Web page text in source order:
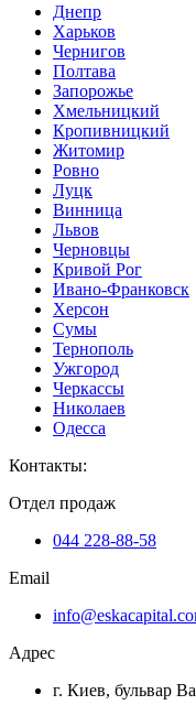
Днепр
Харьков
Чернигов
Полтава
Запорожье
Хмельницкий
Кропивницкий
Житомир
Ровно
Луцк
Винница
Львов
Черновцы
Кривой Рог
Ивано-Франковск
Херсон
Сумы
Тернополь
Ужгород
Черкассы
Николаев
Одесса
Контакты:
Отдел продаж
044 228-88-58
Email
Адрес
г. Киев, бульвар